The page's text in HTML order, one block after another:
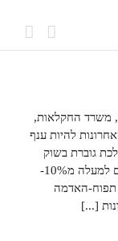
משרד החקלאות,
האחרונות להיות ענף
גוברת בשוק
המקומי. ביצוא מהווים הירקות האורגניים הטריים למעלה מ10%-
תפוח-האדמה